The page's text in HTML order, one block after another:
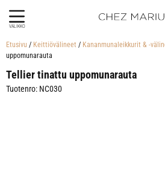
VALIKKO
Etusivu / Keittiövälineet / Kananmunaleikkurit & -
uppomunarauta
Tellier tinattu uppomunarauta
Tuotenro: NC030